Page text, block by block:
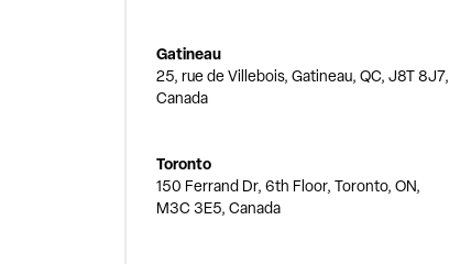
Gatineau
25, rue de Villebois, Gatineau, QC, J8T 8J7,
Canada
Toronto
150 Ferrand Dr, 6th Floor, Toronto, ON,
M3C 3E5, Canada